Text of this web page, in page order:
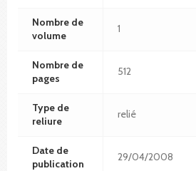
Nombre de
volume
1
Nombre de
pages
512
Type de
reliure
relié
Date de
publication
29/04/2008